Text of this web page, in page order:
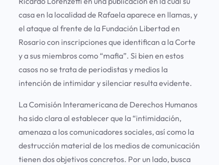
casa en la localidad de Rafaela aparece en llamas, y
el ataque al frente de la Fundación Libertad en
Rosario con inscripciones que identifican a la Corte
y a sus miembros como “mafia”. Si bien en estos
casos no se trata de periodistas y medios la
intención de intimidar y silenciar resulta evidente.
La Comisión Interamericana de Derechos Humanos
ha sido clara al establecer que la “intimidación,
amenaza a los comunicadores sociales, así como la
destrucción material de los medios de comunicación
tienen dos objetivos concretos. Por un lado, busca